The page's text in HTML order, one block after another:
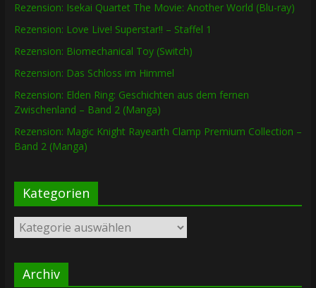
Rezension: Isekai Quartet The Movie: Another World (Blu-ray)
Rezension: Love Live! Superstar!! – Staffel 1
Rezension: Biomechanical Toy (Switch)
Rezension: Das Schloss im Himmel
Rezension: Elden Ring: Geschichten aus dem fernen
Zwischenland – Band 2 (Manga)
Rezension: Magic Knight Rayearth Clamp Premium Collection –
Band 2 (Manga)
Kategorien
Kategorien
Archiv